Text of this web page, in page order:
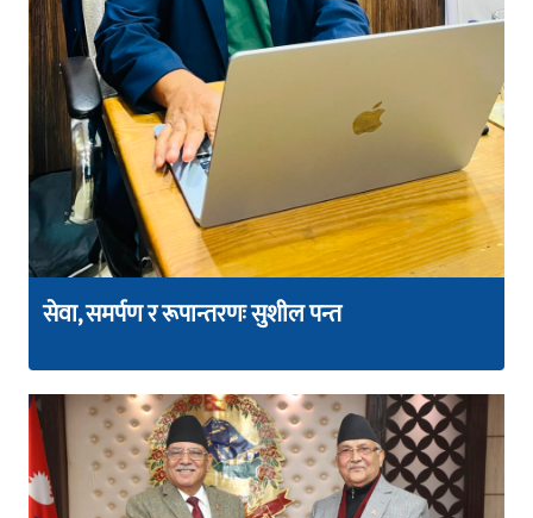
सेवा, समर्पण र रूपान्तरणः सुशील पन्त